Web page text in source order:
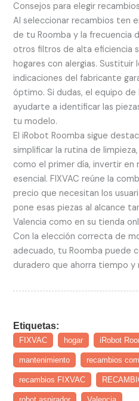
Consejos para elegir recambios
Al seleccionar recambios ten
de tu Roomba y la frecuencia
otros filtros de alta eficiencia
hogares con alergias. Sustituir
indicaciones del fabricante
óptimo. Si dudas, el equipo de
ayudarte a identificar las
tu modelo.
El iRobot Roomba sigue
simplificar la rutina de
como el primer día, invertir en
esencial. FIXVAC reúne la
precio que necesitan los
pone esas piezas al alcance
Valencia como en su tienda
Con la elección correcta de
adecuado, tu Roomba puede
duradero que ahorra tiempo y
Etiquetas:
FIXVAC hogar iRobot
mantenimiento recambios
recambios FIXVAC